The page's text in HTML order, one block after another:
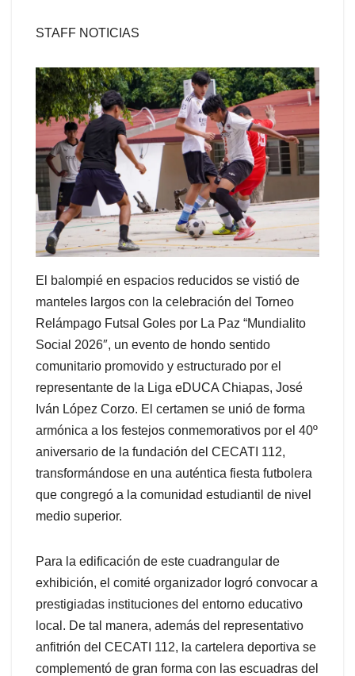
STAFF NOTICIAS
El balompié en espacios reducidos se vistió de
manteles largos con la celebración del Torneo
Relámpago Futsal Goles por La Paz “Mundialito
Social 2026″, un evento de hondo sentido
comunitario promovido y estructurado por el
representante de la Liga eDUCA Chiapas, José
Iván López Corzo. El certamen se unió de forma
armónica a los festejos conmemorativos por el 40º
aniversario de la fundación del CECATI 112,
transformándose en una auténtica fiesta futbolera
que congregó a la comunidad estudiantil de nivel
medio superior.
Para la edificación de este cuadrangular de
exhibición, el comité organizador logró convocar a
prestigiadas instituciones del entorno educativo
local. De tal manera, además del representativo
anfitrión del CECATI 112, la cartelera deportiva se
complementó de gran forma con las escuadras del